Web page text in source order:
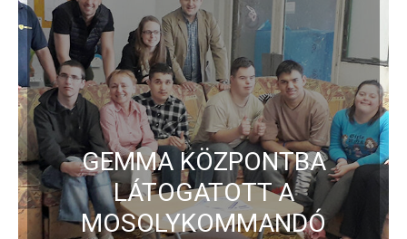
GEMMA KÖZPONTBA
LÁTOGATOTT A
MOSOLYKOMMANDÓ